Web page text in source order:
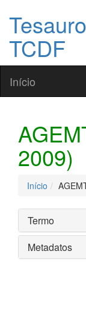
TCDF
Início
2009)
Início
Termo
Metadatos